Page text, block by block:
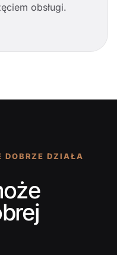
obsługi.
DOBRZE DZIAŁA